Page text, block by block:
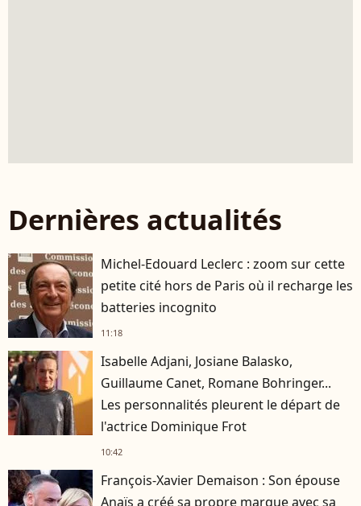
Dernières actualités
Michel-Edouard Leclerc : zoom sur cette
petite cité hors de Paris où il recharge les
batteries incognito
11:18
Isabelle Adjani, Josiane Balasko,
Guillaume Canet, Romane Bohringer...
Les personnalités pleurent le départ de
l'actrice Dominique Frot
10:42
François-Xavier Demaison : Son épouse
Anaïs a créé sa propre marque avec sa